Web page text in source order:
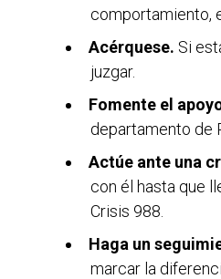
comportamiento,
Acérquese. Si
juzgar.
Fomente el
departamento de
Actúe ante una
con él hasta que
Crisis 988.
Haga un
marcar la